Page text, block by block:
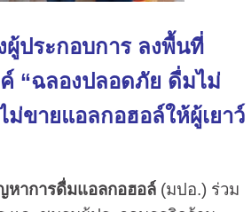
ผู้ประกอบการ ลงพื้นที่
“ฉลองปลอดภัย ดื่มไม่
ม่ขายแอลกอฮอล์ให้ผู้เยาว์
าการดื่มแอลกอฮอล์(มปอ.) ร่วม